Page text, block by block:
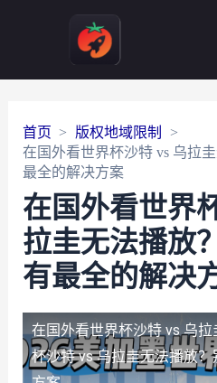
首页
版权地域限制
在国外看世界杯沙特 vs 乌拉
最全的解决方案
在国外看世界
拉圭无法播放
有最全的解决
在国外看世界杯沙特 vs 乌拉
杯沙特 vs 乌拉圭无法播放